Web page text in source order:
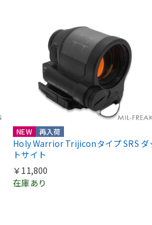
NEW 再入荷
Holy Warrior Trijiconタイプ SRS ダ
トサイト
￥11,800
在庫あり